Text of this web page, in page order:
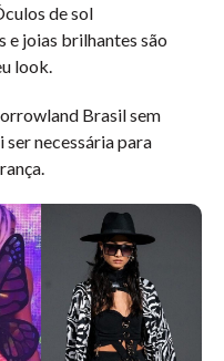
de sol
e joias brilhantes são
look.
Brasil sem
necessária para